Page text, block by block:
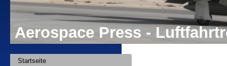
Aerospace Press -
Startseite